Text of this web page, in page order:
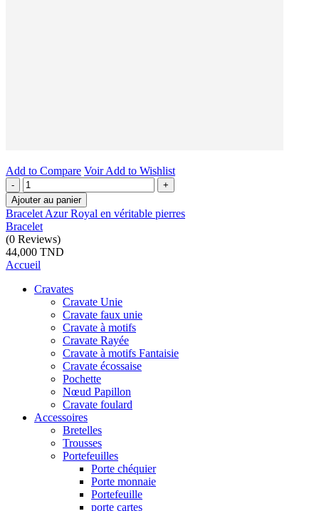
Add to Compare VoirAdd to Wishlist
-
+
Ajouter au panier
Bracelet Azur Royal en véritable pierres
Bracelet
(0 Reviews)
44,000 TND
Accueil
Cravates
Cravate Unie
Cravate faux unie
Cravate à motifs
Cravate Rayée
Cravate à motifs Fantaisie
Cravate écossaise
Pochette
Nœud Papillon
Cravate foulard
Accessoires
Bretelles
Trousses
Portefeuilles
Porte chéquier
Porte monnaie
Portefeuille
porte cartes